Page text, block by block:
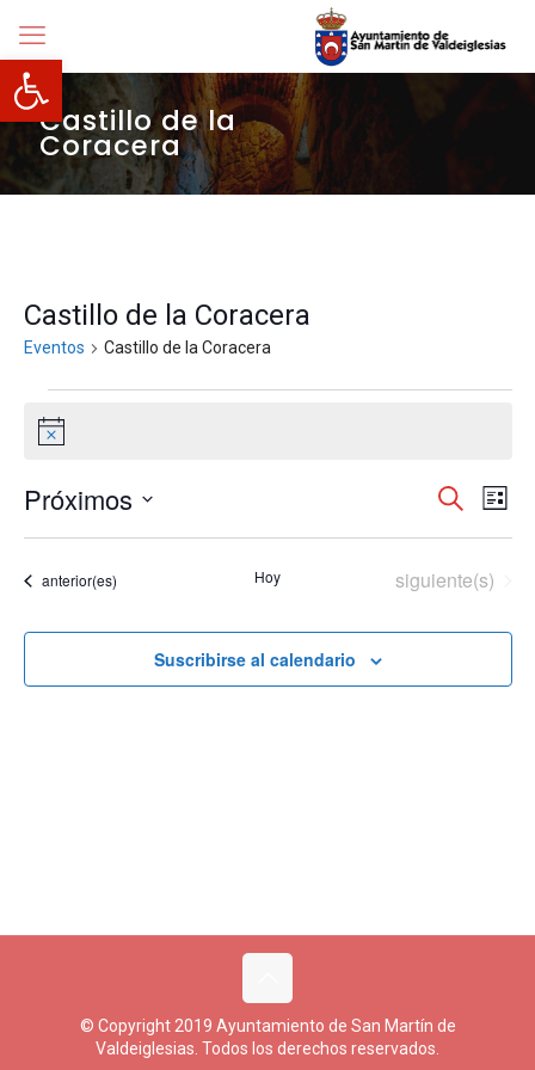
Abrir barra de herramientas
Castillo de la
Coracera
Castillo de la Coracera
Eventos Castillo de la Coracera
Aviso
búsqueda
vistas
Eventos
Buscar
de
Lista
Próximos
fecha.
Eventos
anterior(es) Hoy Eventos
siguiente(s)
Suscribirse al calendario
© Copyright 2019 Ayuntamiento de San Martín de
Valdeiglesias. Todos los derechos reservados.